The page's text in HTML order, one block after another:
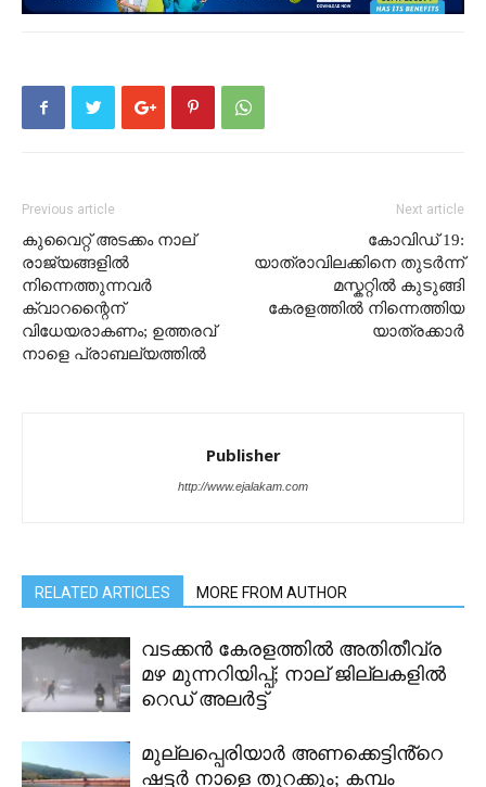
Previous article
കുവൈറ്റ് അടക്കം നാല്
രാജ്യങ്ങളിൽ
നിന്നെത്തുന്നവർ
ക്വാറന്റൈന്
വിധേയരാകണം; ഉത്തരവ്
നാളെ പ്രാബല്യത്തിൽ
Next article
കോവിഡ് 19:
യാത്രാവിലക്കിനെ തുടർന്ന്
മസ്കറ്റിൽ കുടുങ്ങി
കേരളത്തിൽ നിന്നെത്തിയ
യാത്രക്കാര്‍
Publisher
http://www.ejalakam.com
RELATED ARTICLES MORE FROM AUTHOR
വടക്കൻ കേരളത്തിൽ അതിതീവ്ര
മഴ മുന്നറിയിപ്പ്; നാല് ജില്ലകളിൽ
റെഡ് അലർട്ട്
മുല്ലപ്പെരിയാർ അണക്കെട്ടിൻ്റെ
ഷട്ടർ നാളെ തുറക്കും; കമ്പം